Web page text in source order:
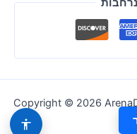
Copyright © 2026